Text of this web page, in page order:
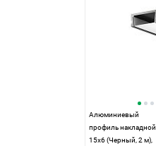
Алюминиевый
профиль накладной
15x6 (Черный, 2 м),